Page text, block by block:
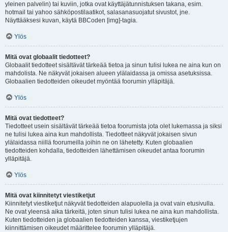
yleinen palvelin) tai kuviin, jotka ovat käyttäjätunnistuksen takana, esim.
hotmail tai yahoo sähköpostilaatikot, salasanasuojatut sivustot, jne.
Näyttääksesi kuvan, käytä BBCoden [img]-tagia.
Ylös
Mitä ovat globaalit tiedotteet?
Globaalit tiedotteet sisältävät tärkeää tietoa ja sinun tulisi lukea ne aina kun on
mahdolista. Ne näkyvät jokaisen alueen ylälaidassa ja omissa asetuksissa.
Globaalien tiedotteiden oikeudet myöntää foorumin ylläpitäjä.
Ylös
Mitä ovat tiedotteet?
Tiedotteet usein sisältävät tärkeää tietoa foorumista jota olet lukemassa ja siksi
ne tulisi lukea aina kun mahdollista. Tiedotteet näkyvät jokaisen sivun
ylälaidassa niillä foorumeilla joihin ne on lähetetty. Kuten globaalien
tiedotteiden kohdalla, tiedotteiden lähettämisen oikeudet antaa foorumin
ylläpitäjä.
Ylös
Mitä ovat kiinnitetyt viestiketjut
Kiinnitetyt viestiketjut näkyvät tiedotteiden alapuolella ja ovat vain etusivulla.
Ne ovat yleensä aika tärkeitä, joten sinun tulisi lukea ne aina kun mahdollista.
Kuten tiedotteiden ja globaalien tiedotteiden kanssa, viestiketjujen
kiinnittämisen oikeudet määrittelee foorumin ylläpitäjä.